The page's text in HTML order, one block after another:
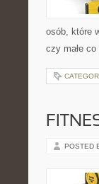
osób, które
czy małe
POSTED